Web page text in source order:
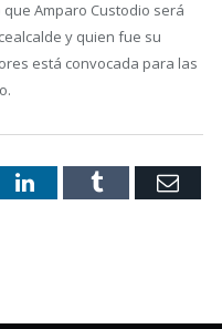
Amparo Custodio será
y quien fue su
está convocada para las
LinkedInTumblr Email